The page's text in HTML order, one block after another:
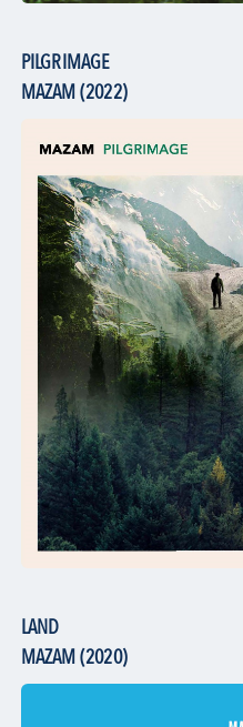
PILGRIMAGE
MAZAM (2022)
LAND
MAZAM (2020)